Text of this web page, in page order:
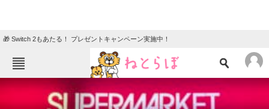
🎁 Switch 2もあたる！ プレゼントキャンペーン実施中！
ねとらぼメニュー
ニュース